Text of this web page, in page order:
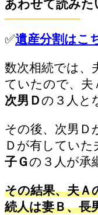
あわせて読みた
✅遺産分割はこ
数次相続では、
ていたので、夫
次男Ｄの３人と
その後、次男Ｄ
Ｄが有していた
子Ｇの３人が承
その結果、夫Ａ
続人は妻Ｂ、長